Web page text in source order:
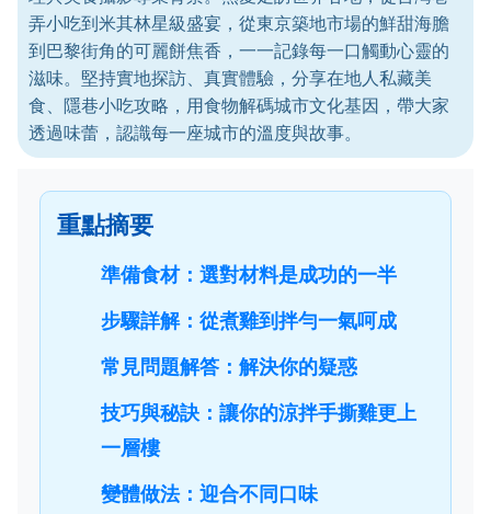
弄小吃到米其林星級盛宴，從東京築地市場的鮮甜海膽
到巴黎街角的可麗餅焦香，一一記錄每一口觸動心靈的
滋味。堅持實地探訪、真實體驗，分享在地人私藏美
食、隱巷小吃攻略，用食物解碼城市文化基因，帶大家
透過味蕾，認識每一座城市的溫度與故事。
重點摘要
準備食材：選對材料是成功的一半
步驟詳解：從煮雞到拌勻一氣呵成
常見問題解答：解決你的疑惑
技巧與秘訣：讓你的涼拌手撕雞更上
一層樓
變體做法：迎合不同口味